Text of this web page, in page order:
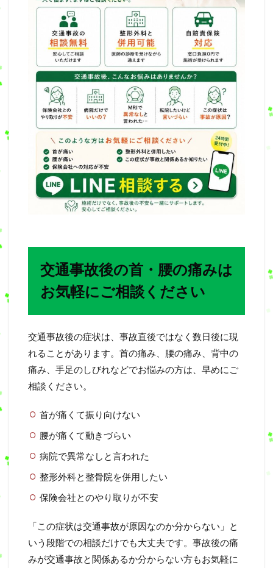
交通事故後の首・腰の痛みは
お気軽にご相談ください
交通事故後の症状は、事故直後ではなく数日後に現
れることがあります。首の痛み、腰の痛み、背中の
痛み、手足のしびれなどでお悩みの方は、早めにご
相談ください。
首が痛くて振り向けない
腰が痛くて動きづらい
病院で異常なしと言われた
整形外科と整骨院を併用したい
保険会社とのやり取りが不安
「この症状は交通事故が原因なのか分からない」と
いう段階での相談だけでも大丈夫です。事故後の痛
みが交通事故と関係あるか分からない方もお気軽に